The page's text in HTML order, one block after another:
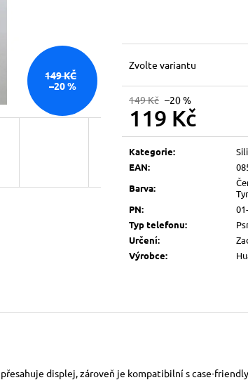
Zvolte variantu
149 Kč –20 %
119 Kč
Měrná
cena:
Kategorie:
EAN:
Barva:
PN:
Typ telefonu:
Určení:
Výrobce:
149 KČ
–20 %
displej, zároveň je kompatibilní s case-